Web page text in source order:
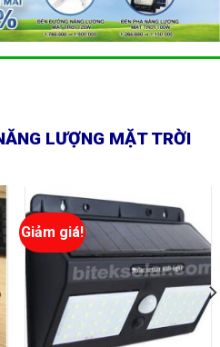
LƯỢNG MẶT TRỜI
Giảm giá!